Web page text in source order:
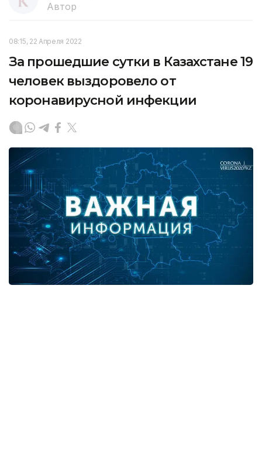
Автор
08:15, 22 Апреля 2022
За прошедшие сутки в Казахстане 19
человек выздоровело от
коронавирусной инфекции